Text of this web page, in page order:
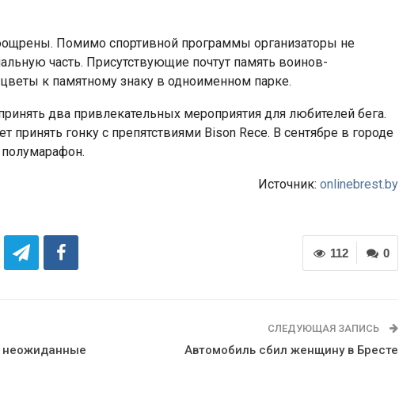
Помимо спортивной программы организаторы не
часть. Присутствующие почтут память воинов-
к памятному знаку в одноименном парке.
два привлекательных мероприятия для любителей бега.
принять гонку с препятствиями Bison Rece. В сентябре в городе
Источник: onlinebrest.by
0
112
неожиданные
СЛЕДУЮЩАЯ ЗАПИСЬ
Автомобиль сбил женщину в Бресте